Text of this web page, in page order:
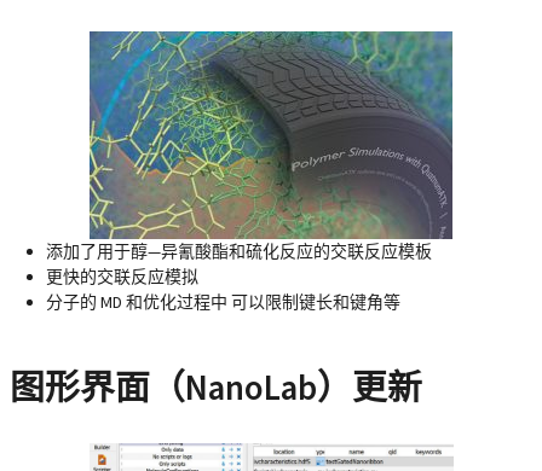
添加了用于醇—异氰酸酯和硫化反应的交联反应模板
更快的交联反应模拟
分子的 MD 和优化过程中 可以限制键长和键角等
图形界面（NanoLab）更新